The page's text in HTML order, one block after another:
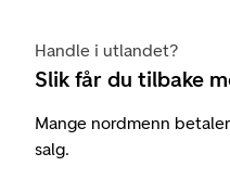
Handle i utlandet?
Slik får du tilbake
Mange nordmenn
salg.